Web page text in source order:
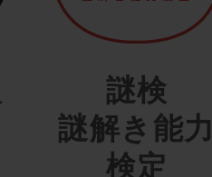
謎検
謎解き能
検定